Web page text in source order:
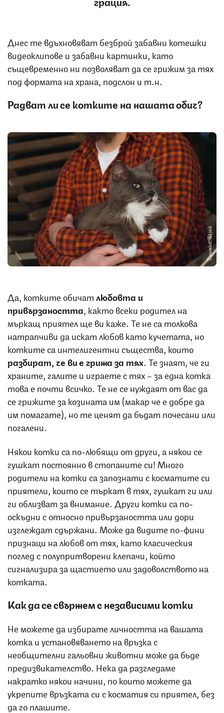
Днес те вдъхновяват безброй забавни котешки
видеоклипове и забавни картинки, като
същевременно ни позволяват да се грижим за тях
под формата на храна, подслон и т.н.
Радват ли се котките на нашата обич?
Снимка: iStock
Да, котките обичат любовта и
привързаността , както всеки родител на
мъркащ приятел ще ви каже. Те не са толкова
натрапчиви да искат любов като кучетата, но
котките са интелигентни същества, които
разбират, че ви е грижа за тях. Те знаят, че ги
храните, галите и играете с тях – за една котка
това е почти всичко. Те не се нуждаят от вас да
се грижите за козината им (макар че е добре да
им помагате), но те ценят да бъдат почесани или
погалени.
Някои котки са по-любящи от други, а някои се
гушкат постоянно в стопаните си! Много
родители на котки са запознати с косматите си
приятели, които се търкат в тях, гушкат ги или
ги облизват за внимание. Други котки са по-
оскъдни с относно привързаността или дори
изглеждат сдържани. Може да видите по-фини
признаци на любов от тях, като класическия
поглед с полупритворени клепачи, който
сигнализира за щастието или задоволството на
котката.
Как да се свържем с независими котки
Не можете да избирате личността на вашата
котка и установяването на връзка с
необщителни гальовни животни може да бъде
предизвикателство. Нека да разгледаме
накратко някои начини, по които можете да
укрепите връзката си с косматия си приятел, без
да го плашите.